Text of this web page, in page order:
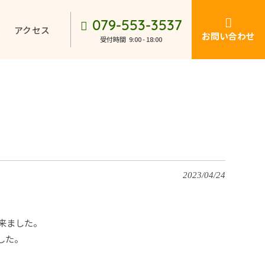
アクセス 079-553-3537
受付時間 9:00 - 18:00 お問い合わせ
2023/04/24
した。
。